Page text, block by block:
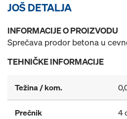
JOŠ DETALJA
INFORMACIJE O PROIZVODU
Sprečava prodor betona u
TEHNIČKE INFORMACIJE
Težina / kom.
Prečnik 4